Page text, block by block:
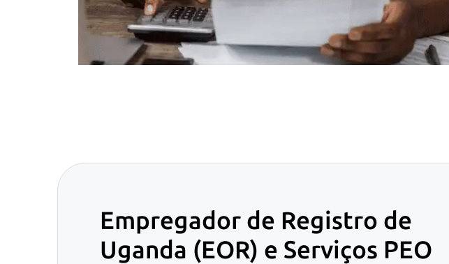
Empregador de Registro de
Uganda (EOR) e Serviços PEO